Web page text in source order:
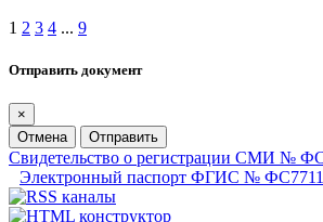
1 2 3 4 ... 9
Отправить документ
×
Отмена
Отправить
Свидетельство о регистрации СМИ №
Электронный паспорт ФГИС №